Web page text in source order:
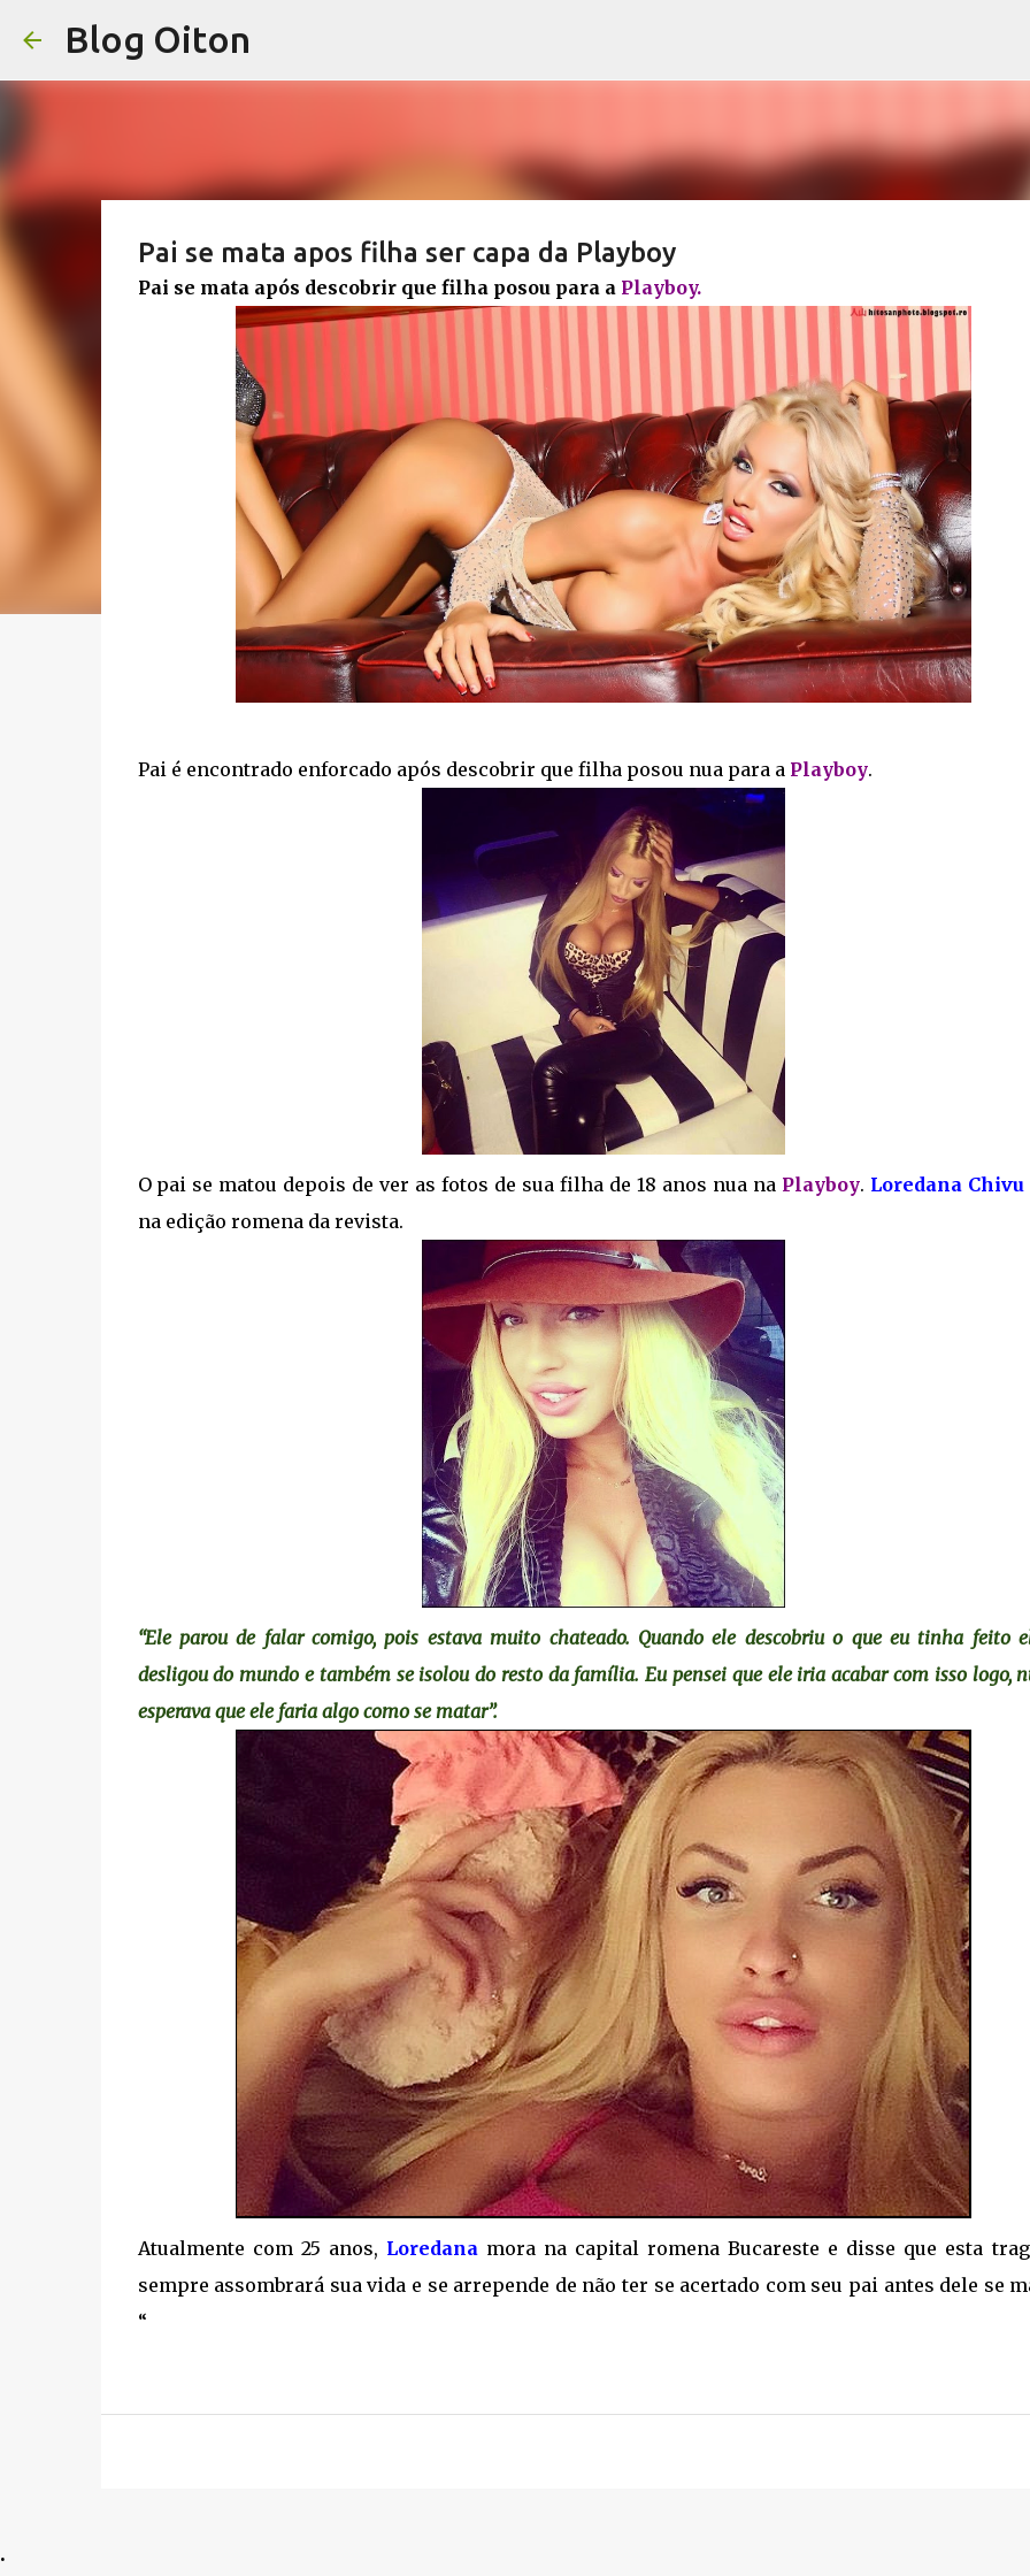
Blog Oiton
Pai se mata apos filha ser capa da Playboy
Pai se mata após descobrir que filha posou para a Playboy.
Pai é encontrado enforcado após descobrir que filha posou nua para a Playboy.
O pai se matou depois de ver as fotos de sua filha de 18 anos nua na Playboy. Loredana Chivu
na edição romena da revista.
“Ele parou de falar comigo, pois estava muito chateado. Quando ele descobriu o que eu tinha feito
desligou do mundo e também se isolou do resto da família. Eu pensei que ele iria acabar com isso logo,
esperava que ele faria algo como se matar”.
Atualmente com 25 anos, Loredana mora na capital romena Bucareste e disse que esta
sempre assombrará sua vida e se arrepende de não ter se acertado com seu pai antes dele se
“
.